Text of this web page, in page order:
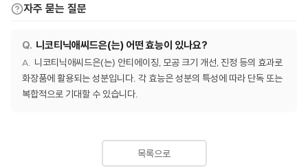
자주 묻는 질문
니코티닉애씨드은(는) 어떤 효능이 있나요?
니코티닉애씨드은(는) 안티에이징, 모공 크기 개선, 진정 등의 효과로
화장품에 활용되는 성분입니다. 각 효능은 성분의 특성에 따라 단독 또는
복합적으로 기대할 수 있습니다.
목록으로